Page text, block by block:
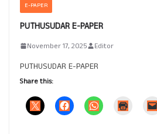
E-PAPER
PUTHUSUDAR E-PAPER
November 17, 2025 Editor
PUTHUSUDAR E-PAPER
Share this: